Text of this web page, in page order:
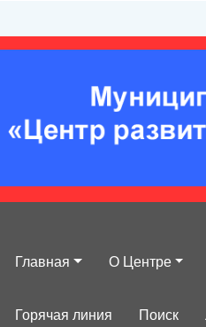
Главная О Центре
Горячая линия Поиск